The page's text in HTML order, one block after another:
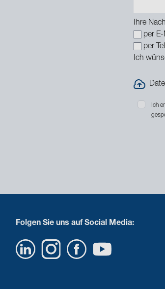
Ihre
per E-
per
Ich
Ich
Folgen Sie uns auf Social Media: